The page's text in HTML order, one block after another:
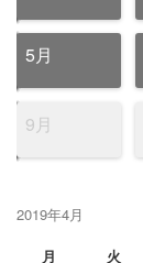
5月
9月
2019年4月
月
火